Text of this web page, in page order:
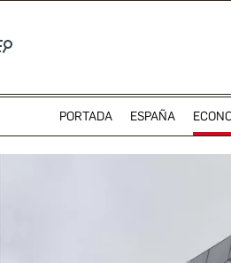
PORTADA ESPAÑA